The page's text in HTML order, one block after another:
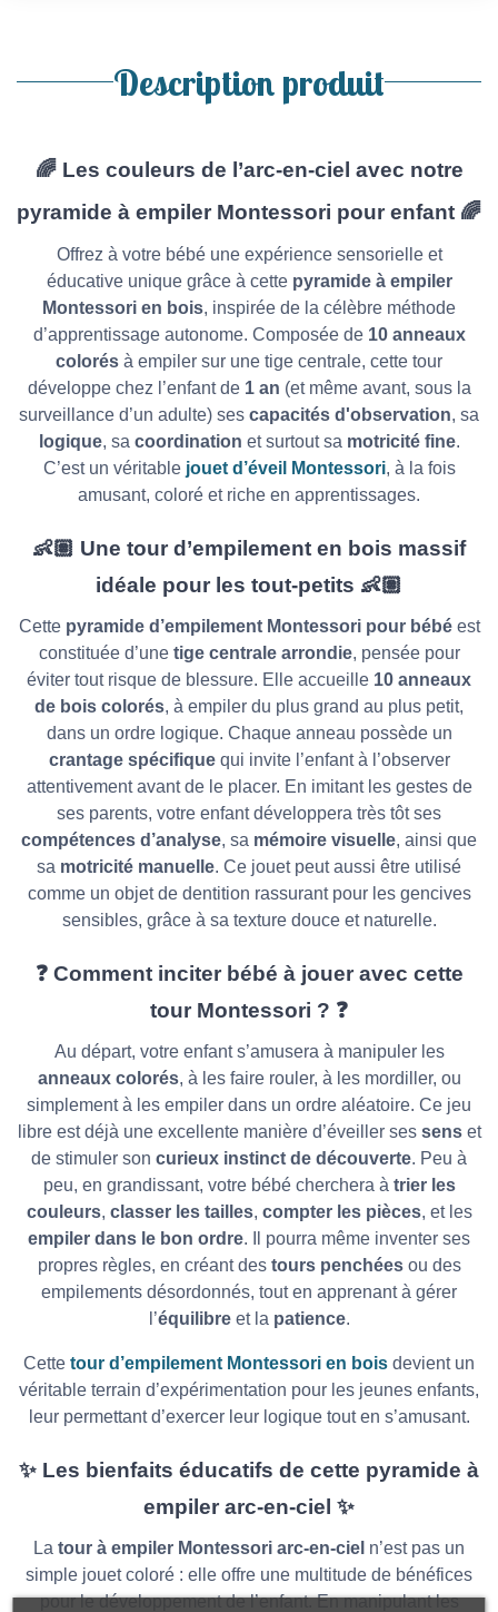
Description produit
🌈Les couleurs de l’arc-en-ciel avec notre
pyramide à empiler Montessori pour enfant 🌈
Offrez à votre bébé une expérience sensorielle et
éducative unique grâce à cette pyramide à empiler
Montessori en bois, inspirée de la célèbre méthode
d’apprentissage autonome. Composée de 10 anneaux
colorés à empiler sur une tige centrale, cette tour
développe chez l’enfant de 1 an (et même avant, sous la
surveillance d’un adulte) ses capacités d'observation, sa
logique, sa coordination et surtout sa motricité fine.
C’est un véritable jouet d’éveil Montessori, à la fois
amusant, coloré et riche en apprentissages.
👶🏽 Une tour d’empilement en bois massif
idéale pour les tout-petits 👶🏽
Cette pyramide d’empilement Montessori pour bébéest
constituée d’une tige centrale arrondie, pensée pour
éviter tout risque de blessure. Elle accueille 10 anneaux
de bois colorés, à empiler du plus grand au plus petit,
dans un ordre logique. Chaque anneau possède un
crantage spécifiquequi invite l’enfant à l’observer
attentivement avant de le placer. En imitant les gestes de
ses parents, votre enfant développera très tôt ses
compétences d’analyse, sa mémoire visuelle, ainsi que
sa motricité manuelle. Ce jouet peut aussi être utilisé
comme un objet de dentition rassurant pour les gencives
sensibles, grâce à sa texture douce et naturelle.
❓Comment inciter bébé à jouer avec cette
tour Montessori ? ❓
Au départ, votre enfant s’amusera à manipuler les
anneaux colorés, à les faire rouler, à les mordiller, ou
simplement à les empiler dans un ordre aléatoire. Ce jeu
libre est déjà une excellente manière d’éveiller ses senset
de stimuler son curieux instinct de découverte. Peu à
peu, en grandissant, votre bébé cherchera à trier les
couleurs, classer les tailles, compter les pièces, et les
empiler dans le bon ordre. Il pourra même inventer ses
propres règles, en créant des tours penchéesou des
empilements désordonnés, tout en apprenant à gérer
l’équilibreet la patience.
Cette tour d’empilement Montessori en bois devient un
véritable terrain d’expérimentation pour les jeunes enfants,
leur permettant d’exercer leur logique tout en s’amusant.
✨ Les bienfaits éducatifs de cette pyramide à
empiler arc-en-ciel ✨
La tour à empiler Montessori arc-en-ciel n’est pas un
simple jouet coloré : elle offre une multitude de bénéfices
pour le développement de l’enfant. En manipulant les